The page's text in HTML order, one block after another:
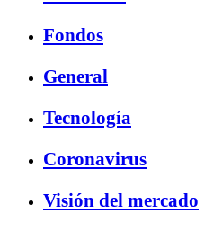
Fondos
General
Tecnología
Coronavirus
Visión del mercado